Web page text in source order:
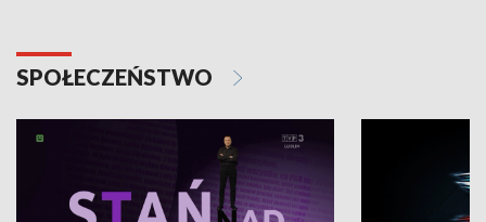
SPOŁECZEŃSTWO